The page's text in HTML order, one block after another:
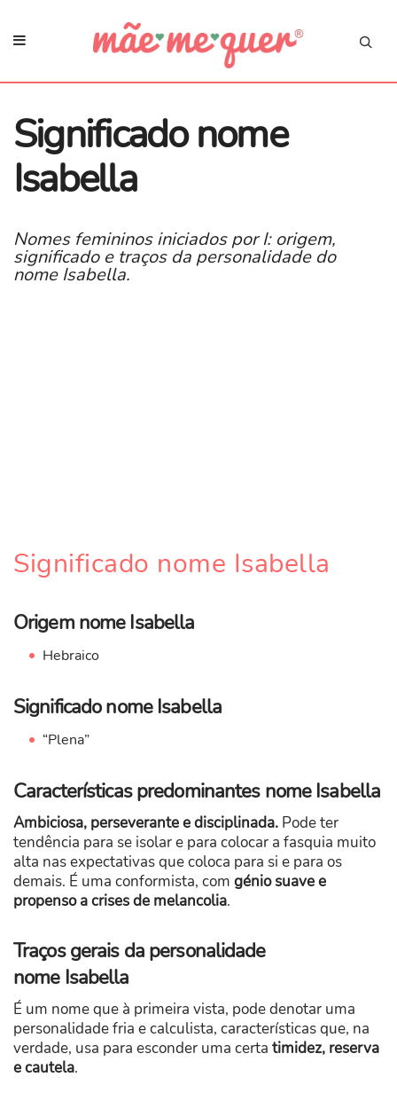
Significado nome
Isabella
Nomes femininos iniciados por I: origem,
significado e traços da personalidade do
nome Isabella.
Significado nome Isabella
Origem nome Isabella
Hebraico
Significado nome Isabella
“Plena”
Características predominantes nome Isabella
Ambiciosa, perseverante e disciplinada. Pode ter
tendência para se isolar e para colocar a fasquia muito
alta nas expectativas que coloca para si e para os
demais. É uma conformista, com génio suave e
propenso a crises de melancolia.
Traços gerais da personalidade
nome Isabella
É um nome que à primeira vista, pode denotar uma
personalidade fria e calculista, características que, na
verdade, usa para esconder uma certa timidez, reserva
e cautela.